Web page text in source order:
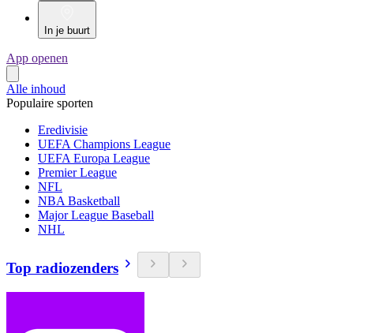
In je buurt
App openen
Alle inhoud
Populaire sporten
Eredivisie
UEFA Champions League
UEFA Europa League
Premier League
NFL
NBA Basketball
Major League Baseball
NHL
Top radiozenders